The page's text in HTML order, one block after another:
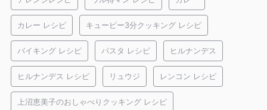
カレー レシピ キューピー3分クッキング レシピ
バイキング レシピ パスタ レシピ ヒルナンデス
ヒルナンデス レシピ リュウジ レンコン レシピ
上沼恵美子のおしゃべりクッキング レシピ